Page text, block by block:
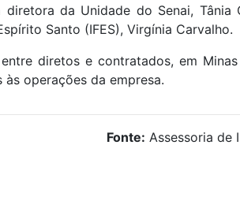
diretora da Unidade do Senai,
Santo (IFES), Virgínia Carvalho.
diretos e contratados, em
operações da empresa.
Fonte: Assessoria de